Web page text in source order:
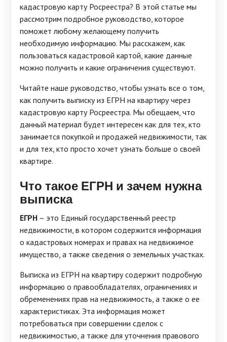
кадастровую карту Росреестра? В этой статье мы
рассмотрим подробное руководство, которое
поможет любому желающему получить
необходимую информацию. Мы расскажем, как
пользоваться кадастровой картой, какие данные
можно получить и какие ограничения существуют.
Читайте наше руководство, чтобы узнать все о том,
как получить выписку из ЕГРН на квартиру через
кадастровую карту Росреестра. Мы обещаем, что
данный материал будет интересен как для тех, кто
занимается покупкой и продажей недвижимости, так
и для тех, кто просто хочет узнать больше о своей
квартире.
Что такое ЕГРН и зачем нужна
выписка
ЕГРН – это Единый государственный реестр
недвижимости, в котором содержится информация
о кадастровых номерах и правах на недвижимое
имущество, а также сведения о земельных участках.
Выписка из ЕГРН на квартиру содержит подробную
информацию о правообладателях, ограничениях и
обременениях прав на недвижимость, а также о ее
характеристиках. Эта информация может
потребоваться при совершении сделок с
недвижимостью, а также для уточнения правового